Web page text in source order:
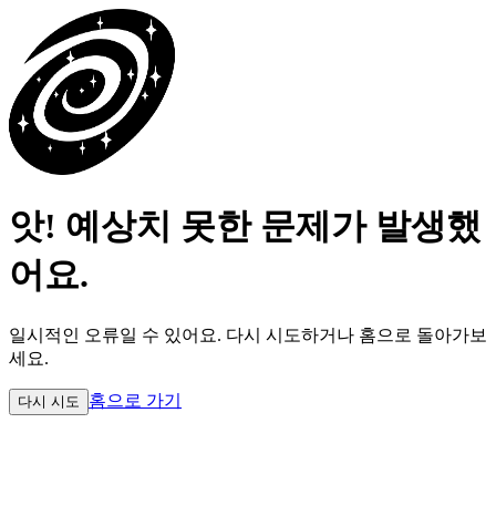
앗! 예상치 못한 문제가 발생했
어요.
일시적인 오류일 수 있어요. 다시 시도하거나 홈으로 돌아가보
세요.
다시 시도 홈으로 가기